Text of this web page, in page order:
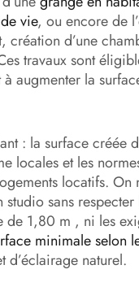
vie, ou encore de
création d’une
travaux sont
à augmenter la
: la surface créée
locales et les
locatifs. On
sans respecter
de 1,80 m , ni les
minimale selon
d’éclairage naturel.